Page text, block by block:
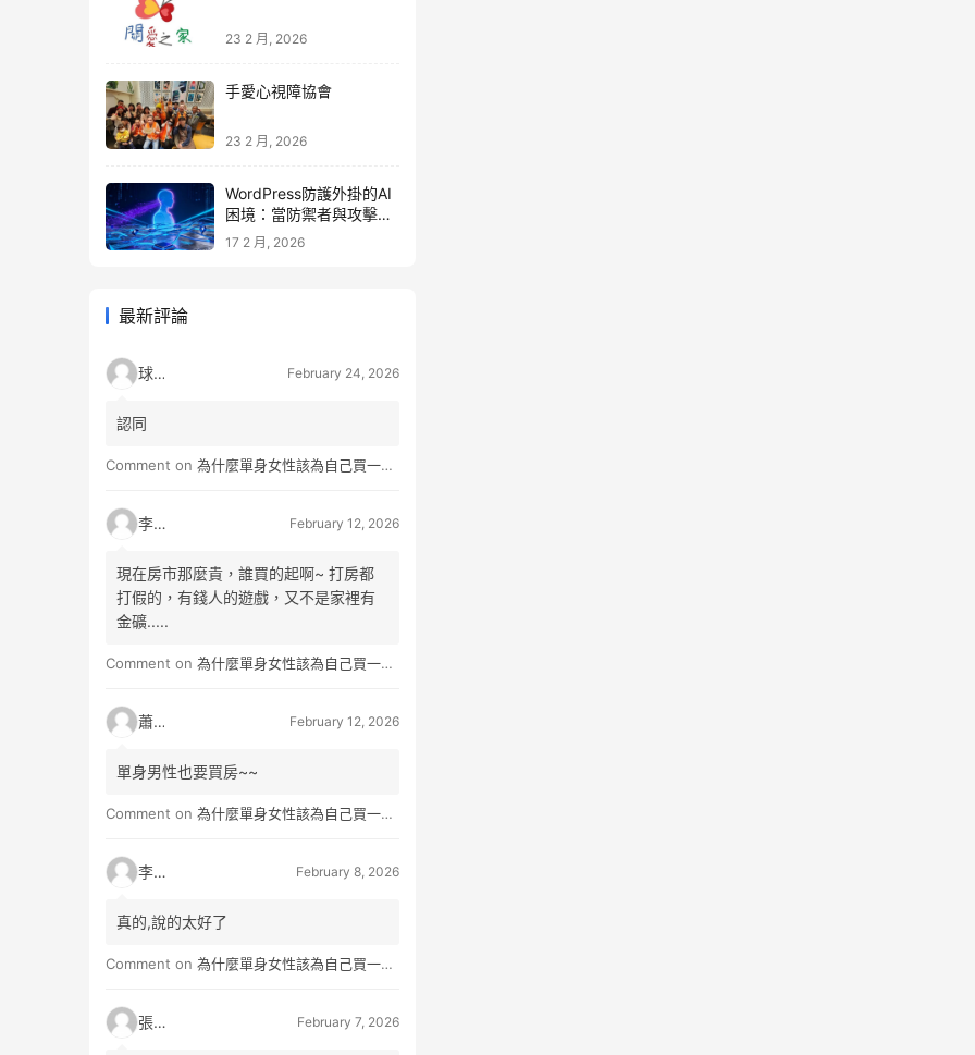
23 2 月, 2026
手愛心視障協會
23 2 月, 2026
WordPress防護外掛的AI
困境：當防禦者與攻擊者
同時升級
17 2 月, 2026
最新評論
球球 February 24, 2026
認同
Comment on 為什麼單身女性該為自己買一間房？不只為了棲身，更是為人生買一份「選擇權」
李小松 February 12, 2026
現在房市那麼貴，誰買的起啊~ 打房都
打假的，有錢人的遊戲，又不是家裡有
金礦.....
Comment on 為什麼單身女性該為自己買一間房？不只為了棲身，更是為人生買一份「選擇權」
蕭雨 February 12, 2026
單身男性也要買房~~
Comment on 為什麼單身女性該為自己買一間房？不只為了棲身，更是為人生買一份「選擇權」
李小真 February 8, 2026
真的,說的太好了
Comment on 為什麼單身女性該為自己買一間房？不只為了棲身，更是為人生買一份「選擇權」
張小玉 February 7, 2026